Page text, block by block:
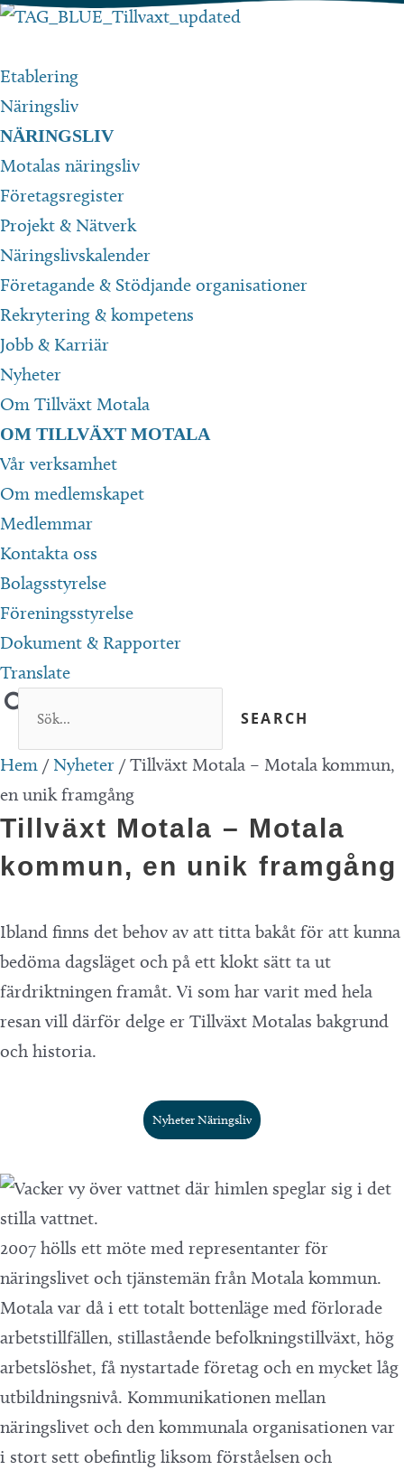
Hoppa
innehåll
Etablering
Näringsliv
NÄRINGSLIV
Motalas näringsliv
Företagsregister
Projekt & Nätverk
Näringslivskalender
Företagande & Stödjande organisationer
Rekrytering & kompetens
Jobb & Karriär
Nyheter
Om Tillväxt Motala
OM TILLVÄXT MOTALA
Vår verksamhet
Om medlemskapet
Medlemmar
Kontakta oss
Bolagsstyrelse
Föreningsstyrelse
Dokument & Rapporter
Translate
Hem / Nyheter /Tillväxt Motala – Motala kommun,
en unik framgång
Tillväxt Motala – Motala
kommun, en unik framgång
Ibland finns det behov av att titta bakåt för att kunna
bedöma dagsläget och på ett klokt sätt ta ut
färdriktningen framåt. Vi som har varit med hela
resan vill därför delge er Tillväxt Motalas bakgrund
och historia.
Nyheter Näringsliv
2007 hölls ett möte med representanter för
näringslivet och tjänstemän från Motala kommun.
Motala var då i ett totalt bottenläge med förlorade
arbetstillfällen, stillastående befolkningstillväxt, hög
arbetslöshet, få nystartade företag och en mycket låg
utbildningsnivå. Kommunikationen mellan
näringslivet och den kommunala organisationen var
i stort sett obefintlig liksom förståelsen och